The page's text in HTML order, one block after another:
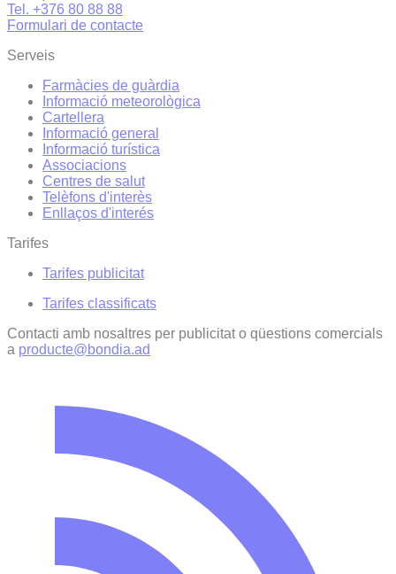
Tel. +376 80 88 88
Formulari de contacte
Serveis
Farmàcies de guàrdia
Informació meteorològica
Cartellera
Informació general
Informació turística
Associacions
Centres de salut
Telèfons d'interès
Enllaços d'interés
Tarifes
Tarifes publicitat
Tarifes classificats
Contacti amb nosaltres per publicitat o qüestions comercials
a producte@bondia.ad